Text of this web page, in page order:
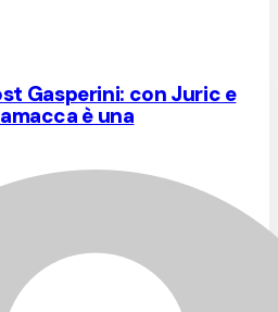
Gasperini: con Juric e
è una